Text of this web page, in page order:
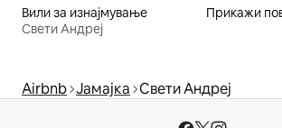
Вили за изнајмување
Свети Андреј
Прикажи
Airbnb Јамајка Свети Андреј